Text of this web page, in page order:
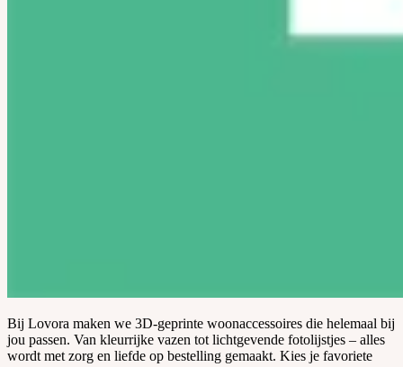
Bij Lovora maken we 3D-geprinte woonaccessoires die helemaal bij
jou passen. Van kleurrijke vazen tot lichtgevende fotolijstjes – alles
wordt met zorg en liefde op bestelling gemaakt. Kies je favoriete